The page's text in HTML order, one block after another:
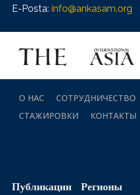
E-Posta: info@ankasam.org
О НАС СОТРУДНИЧЕСТВО
СТАЖИРОВКИ
КОНТАКТЫ
Публикации Регионы